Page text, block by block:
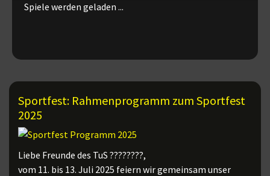
Spiele werden geladen ...
Sportfest: Rahmenprogramm zum Sportfest
2025
Liebe Freunde des TuS ????????,
vom 11. bis 13. Juli 2025 feiern wir gemeinsam unser